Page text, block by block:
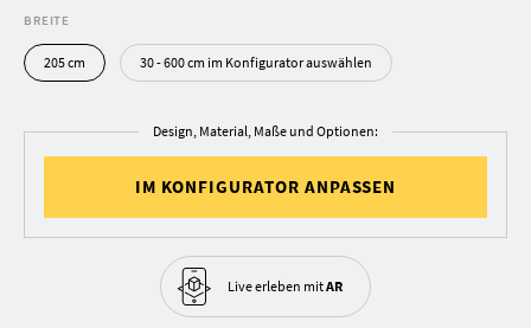
BREITE
205 cm 30 - 600 cm im Konfigurator auswählen
Design, Material, Maße und Optionen:
IM KONFIGURATOR ANPASSEN
Live erleben mitAR